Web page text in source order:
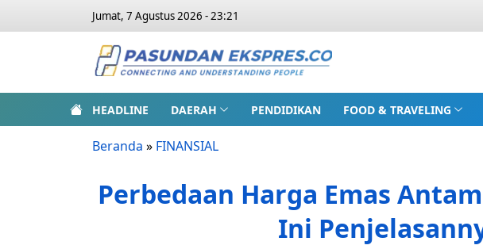
Jumat, 7 Agustus 2026 - 23:21
HEADLINE DAERAH PENDIDIKAN FOOD & TRAVELING
Beranda » FINANSIAL
Perbedaan Harga Emas
Ini